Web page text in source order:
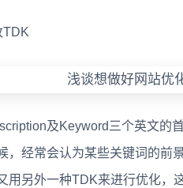
及Keyword三个英文的首
，经常会认为某些关键词的前
用另外一种TDK来进行优化，